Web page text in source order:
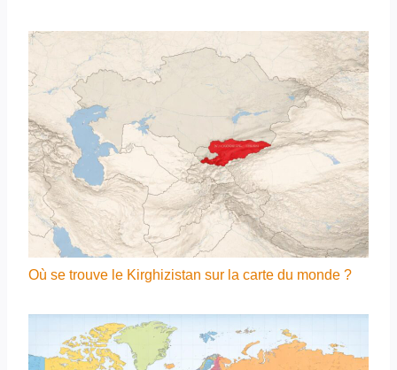
Où se trouve le Kirghizistan sur la carte du monde ?